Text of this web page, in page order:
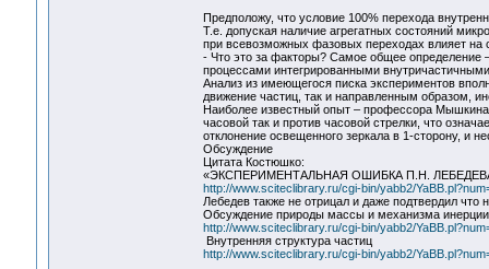
Предположу, что условие 100% перехода
Т.е. допуская наличие агрегатных состояний
при всевозможных фазовых переходах влияет на
- Что это за факторы? Самое общее определение
процессами интегрированными
Анализ из имеющегося писка экспериментов
движение частиц, так и направленным образом,
Наиболее известный опыт – профессора
часовой так и против часовой стрелки, что
отклонение освещенного зеркала в 1-сторону, и
Обсуждение
Цитата Костюшко:
«ЭКСПЕРИМЕНТАЛЬНАЯ ОШИБКА П.Н.
http://www.sciteclibrary.ru/cgi-bin/yabb2/
Лебедев также не отрицал и даже подтвердил
Обсуждение природы массы и механизма инерции
http://www.sciteclibrary.ru/cgi-bin/yabb2/
Внутренняя структура частиц
http://www.sciteclibrary.ru/cgi-bin/yabb2/